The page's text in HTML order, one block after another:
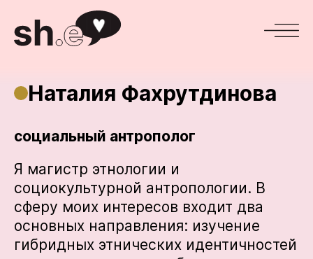
Наталия Фахрутдинова
социальный антрополог
Я магистр этнологии и
социокультурной антропологии. В
сферу моих интересов входит два
основных направления: изучение
гибридных этнических идентичностей